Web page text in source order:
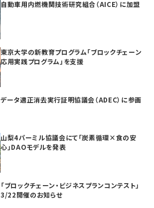
自動車用内燃機関技術研究組合（AICE）に加盟
東京大学の新教育プログラム「ブロックチェーン
応用実践プログラム」を支援
データ適正消去実行証明協議会（ADEC）に参画
山梨4パーミル協議会にて「炭素循環×食の安
心」DAOモデルを発表
「ブロックチェーン・ビジネスプランコンテスト」
3/22開催のお知らせ